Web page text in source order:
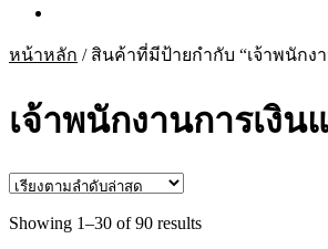
หน้าหลัก / สินค้าที่มีป้ายกำกับ “เจ้าพนักง
เจ้าพนักงานการเงิ
Showing 1–30 of 90 resultsSorted